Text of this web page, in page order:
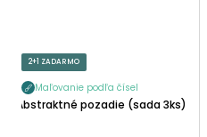
2+1 ZADARMO
Maľovanie podľa čísel
Abstraktné pozadie (sada 3ks)